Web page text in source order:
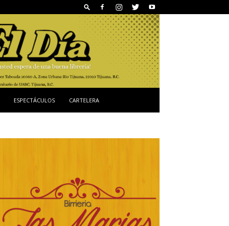
ESPECTÁCULOS CARTELERA